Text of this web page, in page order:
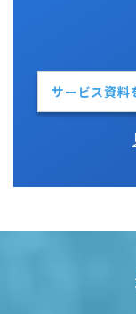
サービス資料